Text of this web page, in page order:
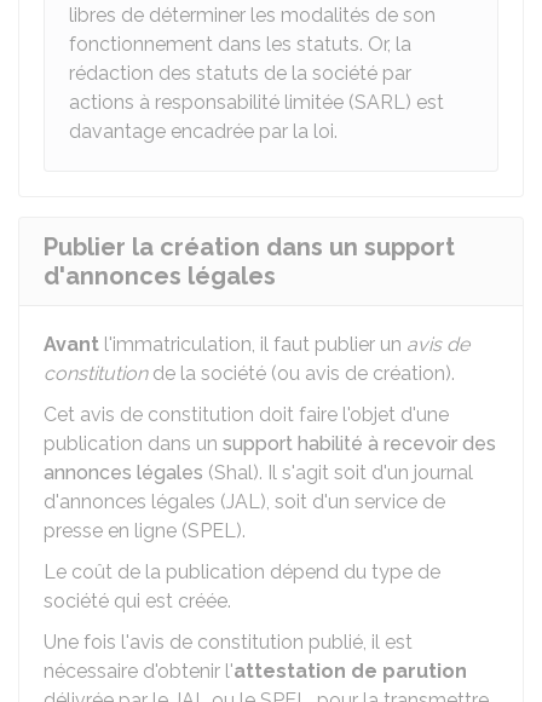
libres de déterminer les modalités de son
fonctionnement dans les statuts. Or, la
rédaction des statuts de la société par
actions à responsabilité limitée (SARL) est
davantage encadrée par la loi.
Publier la création dans un support
d'annonces légales
Avant l'immatriculation, il faut publier un avis de
constitutionde la société (ou avis de création).
Cet avis de constitution doit faire l'objet d'une
publication dans un support habilité à recevoir des
annonces légales (Shal). Il s'agit soit d'un journal
d'annonces légales (JAL), soit d'un service de
presse en ligne (SPEL).
Le coût de la publication dépend du type de
société qui est créée.
Une fois l'avis de constitution publié, il est
nécessaire d'obtenir l'attestation de parution